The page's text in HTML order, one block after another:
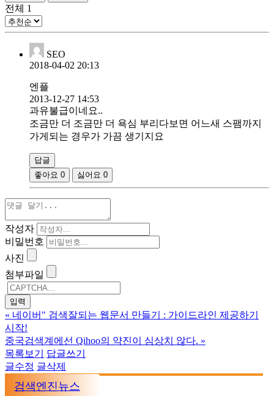
전체 1
SEO
2018-04-02 20:13
엔플
2013-12-27 14:53
과유불급이네요..
조금만 더 조금만 더 욕심 부리다보면 어느새 스팸까지
가게되는 경우가 가끔 생기지요
답글
좋아요 0 싫어요 0
작성자
비밀번호
사진
첨부파일
« 네이버" 검색잘되는 웹문서 만들기 : 가이드라인 제공하기
시작!
중국검색계에선 Qihoo의 약진이 심상치 않다. »
목록보기
답글쓰기
글수정 글삭제
검색엔진뉴스